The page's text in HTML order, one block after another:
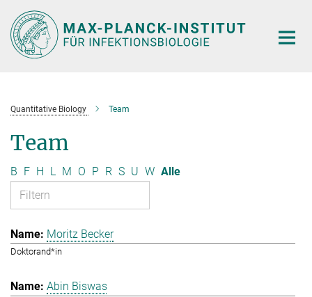
Hauptinhalt
Quantitative Biology Team
Team
B F H L M O P R S U W Alle
Moritz Becker
Doktorand*in
Abin Biswas